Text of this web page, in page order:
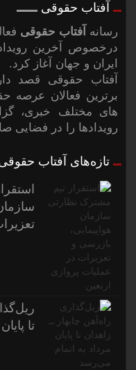
آفتاب حقوقی
رسانهآفتاب حقوقی
درخصوص آخرین
ایران و جهان آغاز کرد.
آفتاب حقوقی قصد
برترین فعالان عرصه
های مختلف خبری،
رویدادها را در فضایی
تازه‌های آفتاب حقوقی
تا